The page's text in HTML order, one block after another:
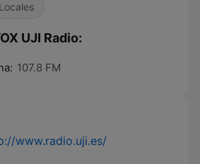
Locales
UJI Radio:
107.8 FM
www.radio.uji.es/